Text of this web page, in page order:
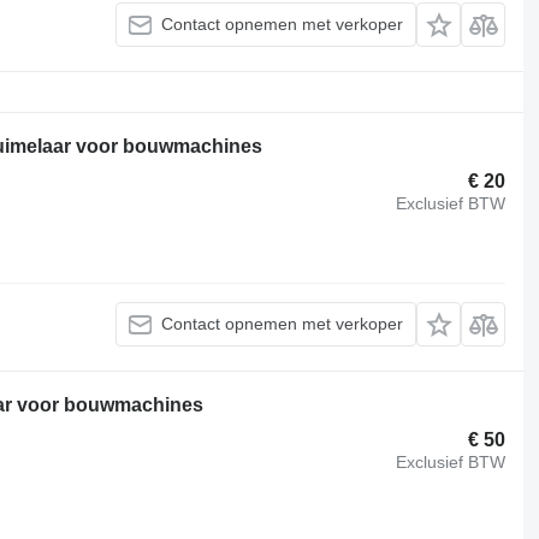
Contact opnemen met verkoper
voor bouwmachines
€ 20
Exclusief BTW
Contact opnemen met verkoper
voor bouwmachines
€ 50
Exclusief BTW